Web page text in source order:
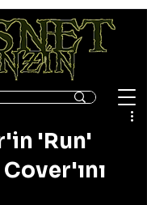
'Run'
Cover'ını